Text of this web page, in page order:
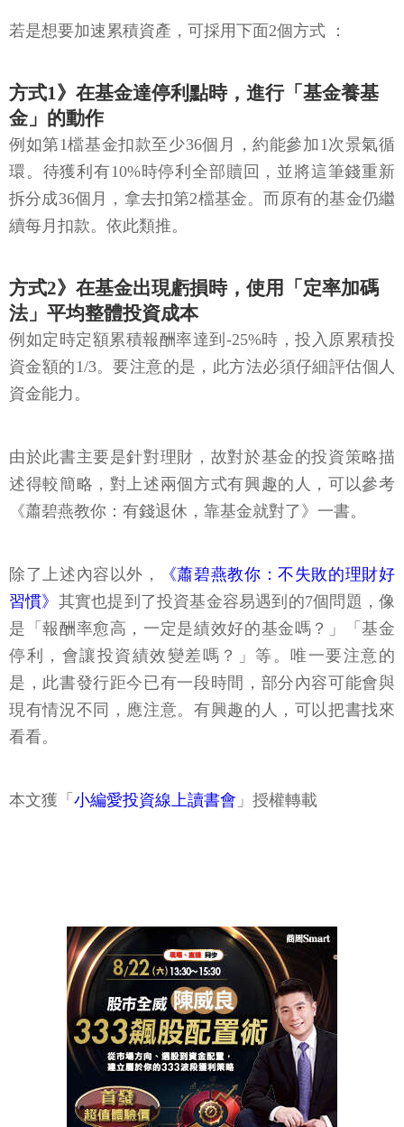
若是想要加速累積資產，可採用下面2個方式 ：
方式1》在基金達停利點時，進行「基金養基
金」的動作
例如第1檔基金扣款至少36個月，約能參加1次景氣循
環。待獲利有10%時停利全部贖回，並將這筆錢重新
拆分成36個月，拿去扣第2檔基金。而原有的基金仍繼
續每月扣款。依此類推。
方式2》在基金出現虧損時，使用「定率加碼
法」平均整體投資成本
例如定時定額累積報酬率達到-25%時，投入原累積投
資金額的1/3。要注意的是，此方法必須仔細評估個人
資金能力。
由於此書主要是針對理財，故對於基金的投資策略描
述得較簡略，對上述兩個方式有興趣的人，可以參考
《蕭碧燕教你：有錢退休，靠基金就對了》一書。
除了上述內容以外，
《蕭碧燕教你：不失敗的理財好
習慣》 其實也提到了投資基金容易遇到的7個問題，像
是「報酬率愈高，一定是績效好的基金嗎？」「基金
停利，會讓投資績效變差嗎？」等。唯一要注意的
是，此書發行距今已有一段時間，部分內容可能會與
現有情況不同，應注意。有興趣的人，可以把書找來
看看。
本文獲「 小編愛投資線上讀書會 」授權轉載